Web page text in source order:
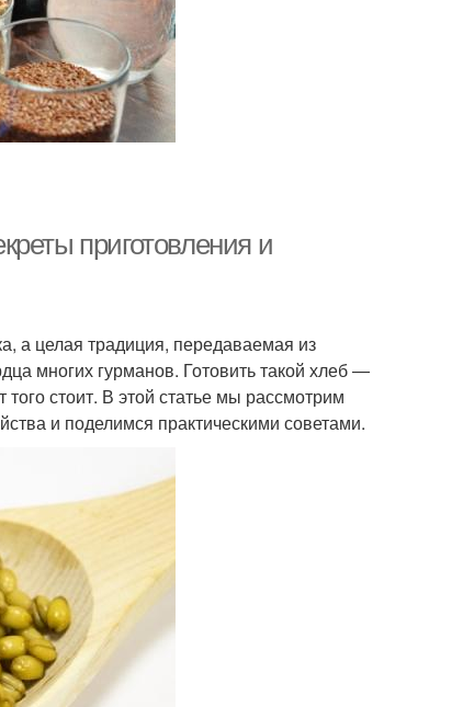
приготовления и
а целая традиция, передаваемая из
многих гурманов. Готовить такой хлеб —
стоит. В этой статье мы рассмотрим
и поделимся практическими советами.